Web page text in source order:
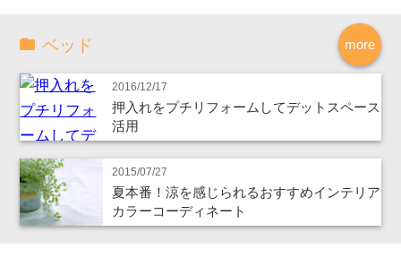
more
ベッド
2016/12/17
押入れをプチリフォームしてデットスペース
活用
2015/07/27
夏本番！涼を感じられるおすすめインテリア
カラーコーディネート